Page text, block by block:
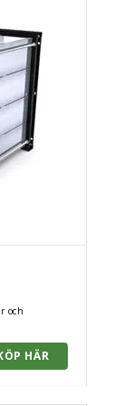
och